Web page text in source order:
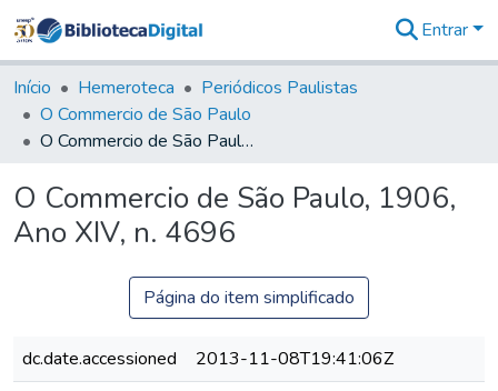
&
Coleções
Tudo na
Biblioteca
Estatísticas
Entrar
Início Hemeroteca
Periódicos Paulistas
O Commercio de São Paulo
O Commercio de São Paulo, 1906, Ano XIV, n. 4696
O Commercio de São Paulo, 1906,
Ano XIV, n. 4696
Página do item simplificado
dc.date.accessioned
2013-11-08T19:41:06Z